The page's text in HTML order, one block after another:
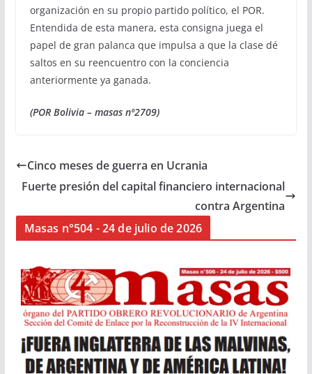
organización en su propio partido político, el POR.
Entendida de esta manera, esta consigna juega el
papel de gran palanca que impulsa a que la clase dé
saltos en su reencuentro con la conciencia
anteriormente ya ganada.
(POR Bolivia – masas nº2709)
Cinco meses de guerra en Ucrania
Fuerte presión del capital financiero internacional
contra Argentina
Masas n°504 - 24 de julio de 2026